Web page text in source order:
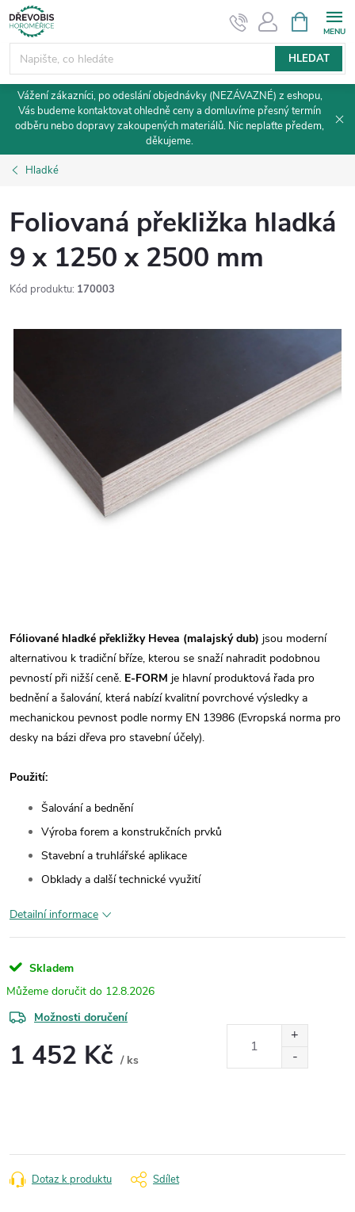
Přejít
na
obsah
HLEDAT
NÁKUPNÍ
KOŠÍK
Vážení zákazníci, po odeslání objednávky (NEZÁVAZNÉ) z eshopu,
Vás budeme kontaktovat ohledně ceny a domluvíme přesný termín
odběru nebo dopravy zakoupených materiálů. Nic neplaťte předem,
děkujeme.
Hladké
Foliovaná překližka hladká
9 x 1250 x 2500 mm
Kód produktu: 170003
Fóliované hladké překližky Hevea (malajský dub) jsou moderní
alternativou k tradiční bříze, kterou se snaží nahradit podobnou
pevností při nižší ceně. E-FORM je hlavní produktová řada pro
bednění a šalování, která nabízí kvalitní povrchové výsledky a
mechanickou pevnost podle normy EN 13986 (Evropská norma pro
desky na bázi dřeva pro stavební účely).
Použití:
Šalování a bednění
Výroba forem a konstrukčních prvků
Stavební a truhlářské aplikace
Obklady a další technické využití
Detailní informace
Skladem
12.8.2026
Možnosti doručení
1 452 Kč / ks
Dotaz k produktu Sdílet